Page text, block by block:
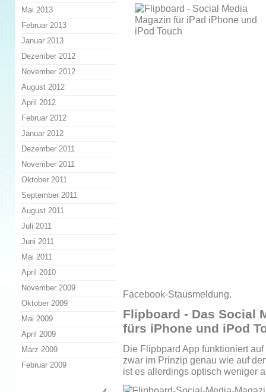
Facebook-Stausmeldung.
Flipboard - Das Social
fürs iPhone und iPod
Die Flipbpard App funktioniert
zwar im Prinzip genau wie auf
ist es allerdings optisch weniger
Mai 2013
Februar 2013
Januar 2013
Dezember 2012
November 2012
August 2012
April 2012
Februar 2012
Januar 2012
Dezember 2011
November 2011
Oktober 2011
September 2011
August 2011
Juli 2011
Juni 2011
Mai 2011
April 2010
November 2009
Oktober 2009
Mai 2009
April 2009
März 2009
Februar 2009